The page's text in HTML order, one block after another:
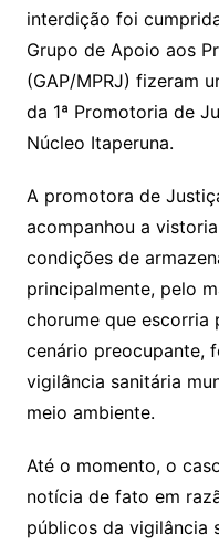
interdição foi
Grupo de Apoio aos
(GAP/MPRJ) fizeram
da 1ª Promotoria de
Núcleo Itaperuna.
A promotora de
acompanhou a
condições de
principalmente, pelo
chorume que escorria
cenário preocupante,
vigilância sanitária
meio ambiente.
Até o momento, o
notícia de fato em
públicos da vigilância